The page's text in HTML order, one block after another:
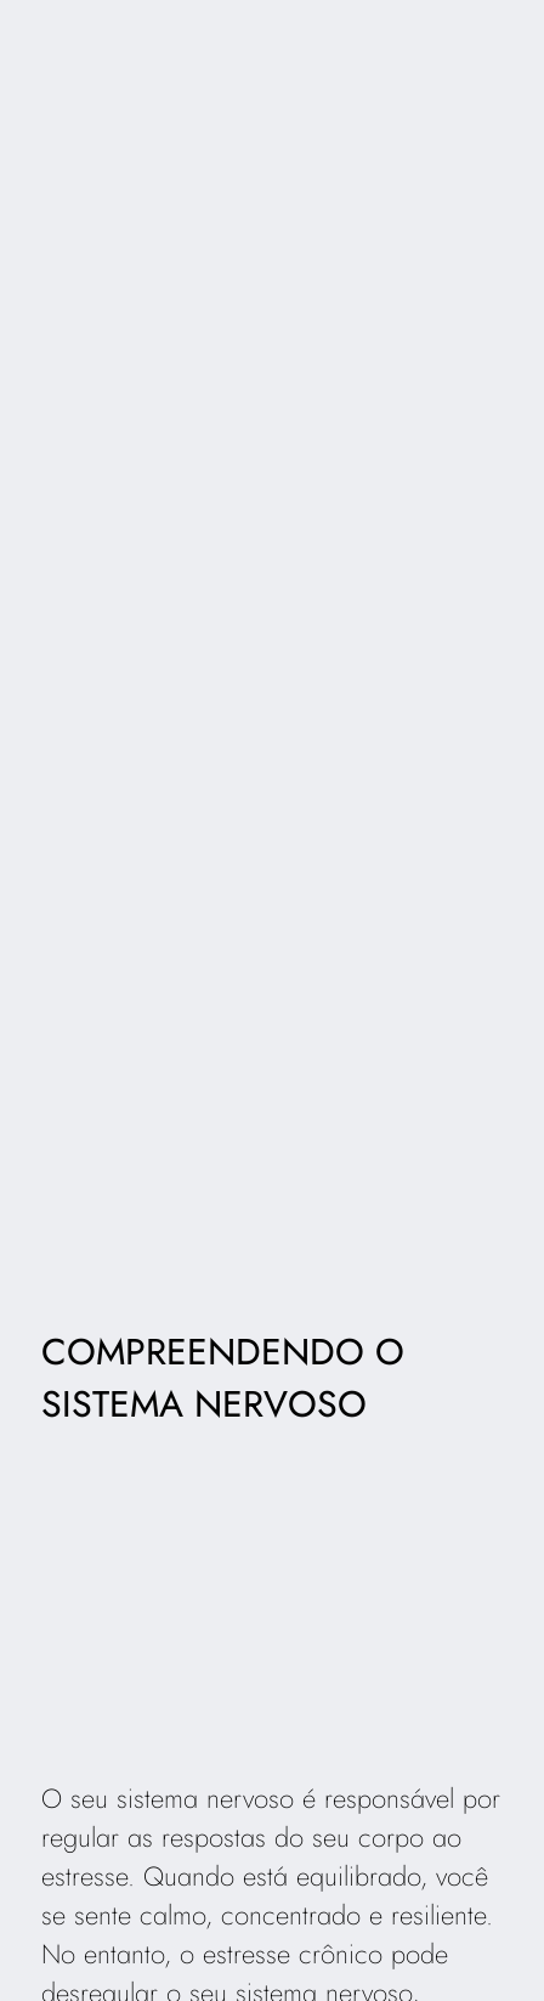
COMPREENDENDO O
SISTEMA NERVOSO
O seu sistema nervoso é responsável por
regular as respostas do seu corpo ao
estresse. Quando está equilibrado, você
se sente calmo, concentrado e resiliente.
No entanto, o estresse crônico pode
desregular o seu sistema nervoso,